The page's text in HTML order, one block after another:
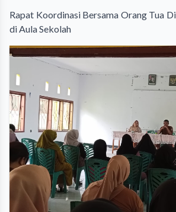
​Rapat Koordinasi Bersama Orang Tua
di Aula Sekolah